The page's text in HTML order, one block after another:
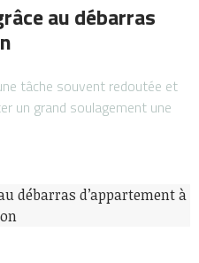
au débarras
tâche souvent redoutée et
un grand soulagement une